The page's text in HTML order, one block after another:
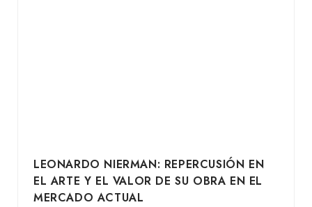
LEONARDO NIERMAN: REPERCUSIÓN EN
EL ARTE Y EL VALOR DE SU OBRA EN EL
MERCADO ACTUAL